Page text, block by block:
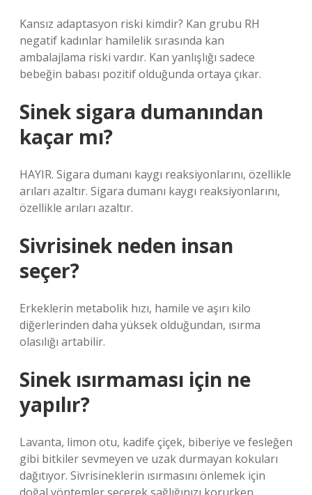
Kansız adaptasyon riski kimdir? Kan grubu RH
negatif kadınlar hamilelik sırasında kan
ambalajlama riski vardır. Kan yanlışlığı sadece
bebeğin babası pozitif olduğunda ortaya çıkar.
Sinek sigara dumanından
kaçar mı?
HAYIR. Sigara dumanı kaygı reaksiyonlarını, özellikle
arıları azaltır. Sigara dumanı kaygı reaksiyonlarını,
özellikle arıları azaltır.
Sivrisinek neden insan
seçer?
Erkeklerin metabolik hızı, hamile ve aşırı kilo
diğerlerinden daha yüksek olduğundan, ısırma
olasılığı artabilir.
Sinek ısırmaması için ne
yapılır?
Lavanta, limon otu, kadife çiçek, biberiye ve fesleğen
gibi bitkiler sevmeyen ve uzak durmayan kokuları
dağıtıyor. Sivrisineklerin ısırmasını önlemek için